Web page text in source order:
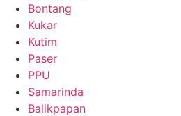
Bontang
Kukar
Kutim
Paser
PPU
Samarinda
Balikpapan